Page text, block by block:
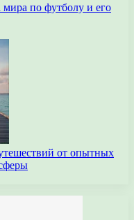
мира по футболу и его
от опытных